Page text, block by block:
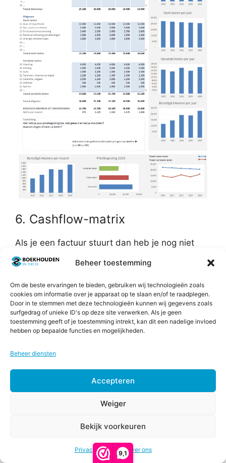
Beheer toestemming
Om de beste ervaringen te bieden, gebruiken wij technologieën zoals
cookies om informatie over je apparaat op te slaan en/of te raadplegen.
Door in te stemmen met deze technologieën kunnen wij gegevens zoals
surfgedrag of unieke ID's op deze site verwerken. Als je geen
toestemming geeft of je toestemming intrekt, kan dit een nadelige invloed
hebben op bepaalde functies en mogelijkheden.
Beheer diensten
Accepteren
Weiger
Bekijk voorkeuren
Privacy & CookiesOver ons
9,1
6. Cashflow-matrix
Als je een factuur stuurt dan heb je nog niet
direct je geld binnen, tenzij je 100% per kas of
online direct afrekent. Als je een factuur
ontvangt hoef je deze ook niet altijd direct te
betalen. Bereken met deze template in welke
maand je inkomsten en uitgaven vallen op basis
van een patroon. Aan de hand van een
procentuele verdeling per maand bepaal je
ontvangt en welke kosten je in welke maand
ook echt betaalt.